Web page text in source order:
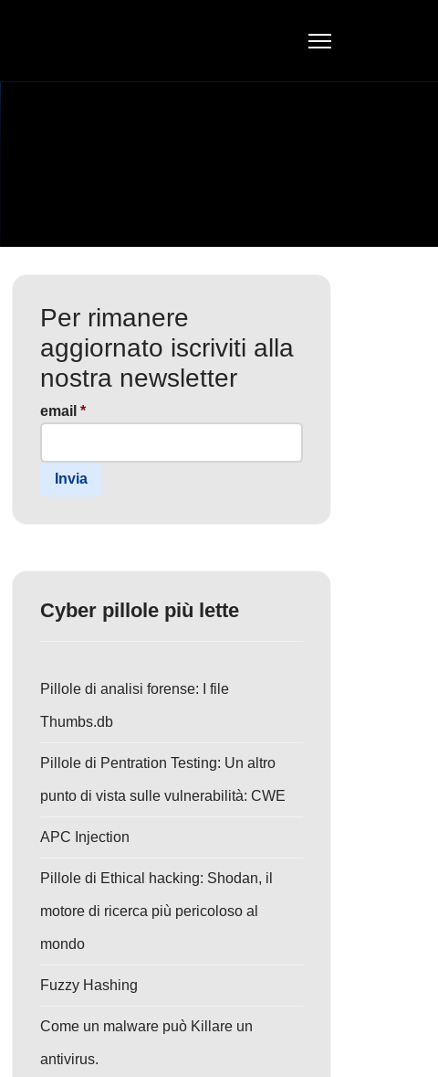
Per rimanere
aggiornato iscriviti alla
nostra newsletter
email *
Invia
Cyber pillole più lette
Pillole di analisi forense: I file
Thumbs.db
Pillole di Pentration Testing: Un altro
punto di vista sulle vulnerabilità: CWE
APC Injection
Pillole di Ethical hacking: Shodan, il
motore di ricerca più pericoloso al
mondo
Fuzzy Hashing
Come un malware può Killare un
antivirus.